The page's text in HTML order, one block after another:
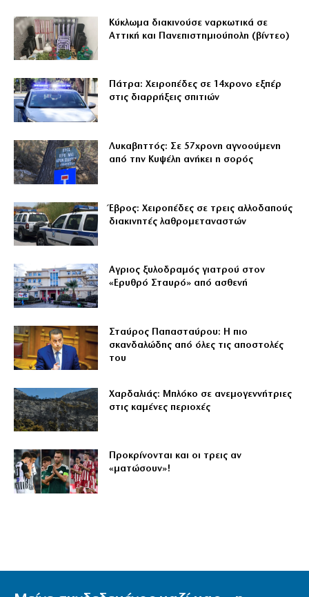
Κύκλωμα διακινούσε ναρκωτικά σε
Αττική και Πανεπιστημιούπολη (βίντεο)
Πάτρα: Χειροπέδες σε 14χρονο εξπέρ
στις διαρρήξεις σπιτιών
Λυκαβηττός: Σε 57χρονη αγνοούμενη
από την Κυψέλη ανήκει η σορός
Έβρος: Χειροπέδες σε τρεις αλλοδαπούς
διακινητές λαθρομεταναστών
Αγριος ξυλοδραμός γιατρού στον
«Ερυθρό Σταυρό» από ασθενή
Σταύρος Παπασταύρου: Η πιο
σκανδαλώδης από όλες τις αποστολές
του
Χαρδαλιάς: Μπλόκο σε ανεμογεννήτριες
στις καμένες περιοχές
Προκρίνονται και οι τρεις αν
«ματώσουν»!